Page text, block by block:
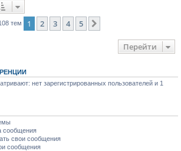
тем 1 2 3 4 5
Перейти
нет зарегистрированных пользователей и 1
сообщения
свои сообщения
сообщения